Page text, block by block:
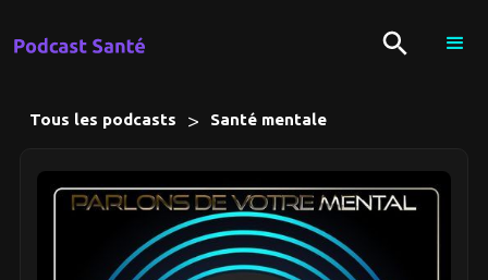
Tous les podcasts > Santé mentale